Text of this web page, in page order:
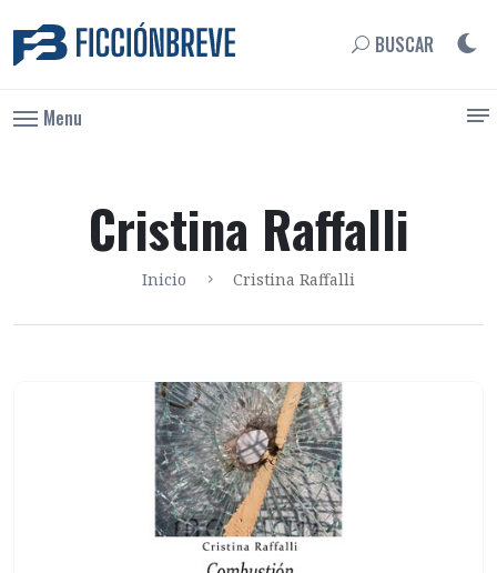
BUSCAR
Menu
Cristina Raffalli
Inicio Cristina Raffalli